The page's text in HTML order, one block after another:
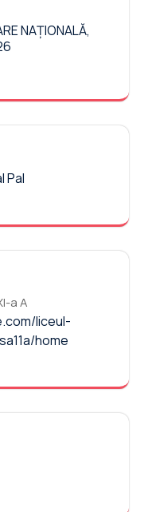
NAȚIONALĂ,
Pal
a A
liceul-
home